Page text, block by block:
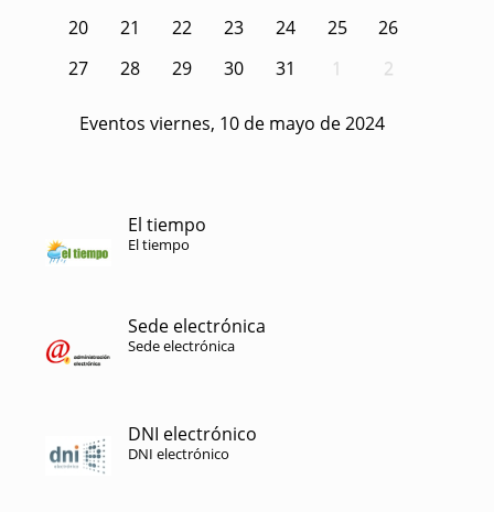
20
21 22 23 24 25
26
27
28 29 30 31 1 2
Eventos viernes, 10 de mayo de 2024
El tiempo
El tiempo
Sede electrónica
Sede electrónica
DNI electrónico
DNI electrónico